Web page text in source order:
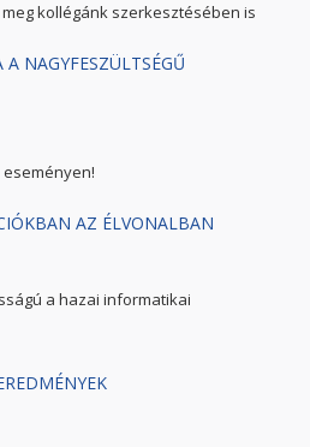
kollégánk szerkesztésében is
NAGYFESZÜLTSÉGŰ
AZ ÉLVONALBAN
a hazai informatikai